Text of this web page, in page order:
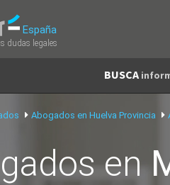
España
dudas legales
BUSCA
Abogados en Huelva Provincia
en